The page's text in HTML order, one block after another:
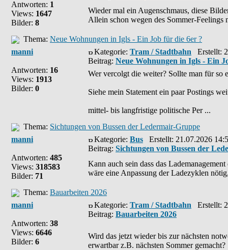
Antworten: 1
Views: 1647
Bilder: 8
Wieder mal ein Augenschmaus, diese
Allein schon wegen des Sommer-
Thema: Neue Wohnungen in Igls - Ein Job für die 6er ?
manni
Antworten: 16
Views: 1913
Bilder: 0
Kategorie: Tram / Stadtbahn Erstellt:
Beitrag: Neue Wohnungen in Igls - Ein
Wer vercolgt die weiter? Sollte man für so
Siehe mein Statement ein paar Postings
mittel- bis langfristige politische Per ...
Thema: Sichtungen von Bussen der Ledermair-Gruppe
manni
Antworten: 485
Views: 318583
Bilder: 71
Kategorie: Bus Erstellt: 21.07.2026
Beitrag: Sichtungen von Bussen der
Kann auch sein dass das
wäre eine Anpassung der Ladezyklen
Thema: Bauarbeiten 2026
manni
Antworten: 38
Views: 6646
Bilder: 6
Kategorie: Tram / Stadtbahn Erstellt:
Beitrag: Bauarbeiten 2026
Wird das jetzt wieder bis zur nächsten
erwartbar z.B. nächsten Sommer gemacht?